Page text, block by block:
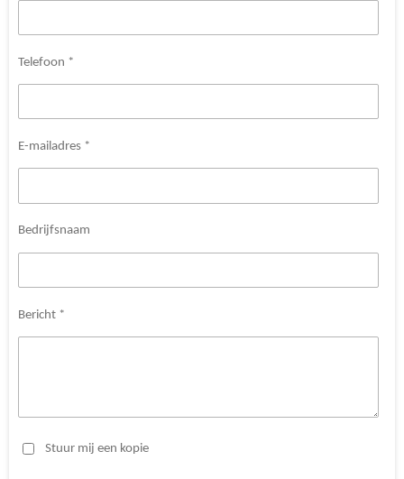
Telefoon *
E-mailadres *
Bedrijfsnaam
Bericht *
Stuur mij een kopie